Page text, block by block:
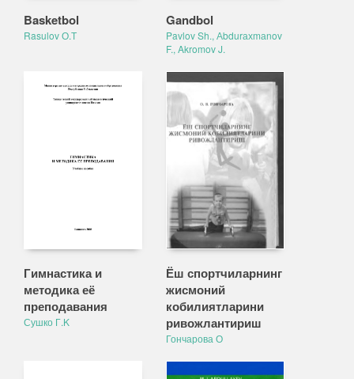
Basketbol
Rasulov О.Т
Gandbol
Pavlov Sh., Аbdurахmаnov
F., Akromov J.
Гимнастика и
методика её
преподавания
Сушко Г.K
Ёш спортчиларнинг
жисмоний
кобилиятларини
ривожлантириш
Гончарова О